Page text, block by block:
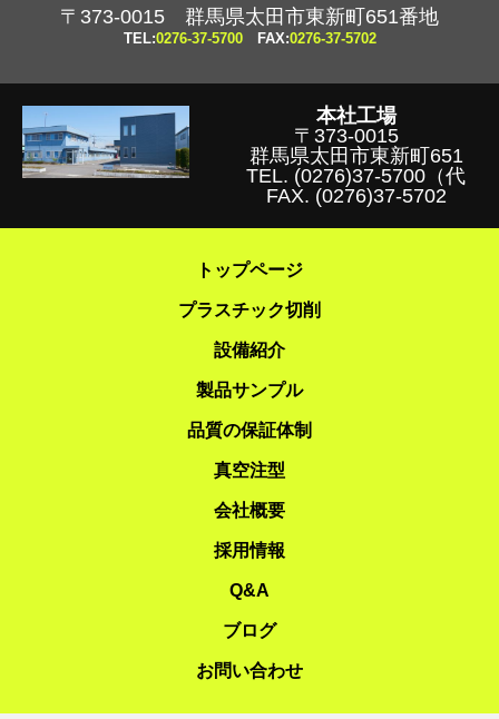
〒373-0015 群馬県太田市東新町651番地
TEL:0276-37-5700FAX:0276-37-5702
本社工場
〒373-0015
群馬県太田市東新町651
TEL. (0276)37-5700 （代
FAX. (0276)37-5702
トップページ
プラスチック切削
設備紹介
製品サンプル
品質の保証体制
真空注型
会社概要
採用情報
Q&A
ブログ
お問い合わせ